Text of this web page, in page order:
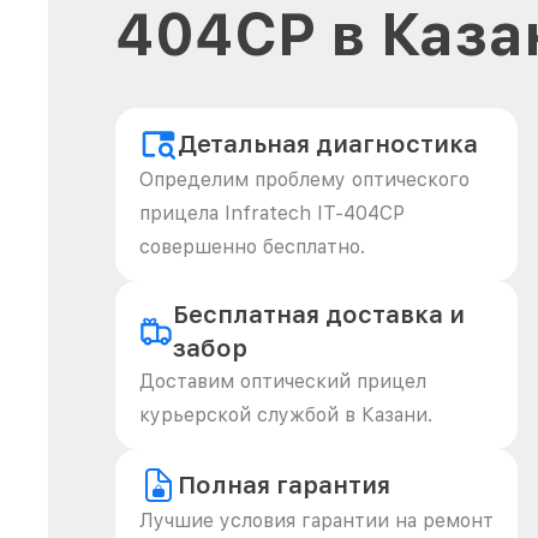
404CP в
Детальная диагностика
Определим проблему оптического
прицела Infratech IT-404CP
совершенно бесплатно.
Бесплатная доставка и
забор
Доставим оптический прицел
курьерской службой в Казани.
Полная гарантия
Лучшие условия гарантии на ремонт